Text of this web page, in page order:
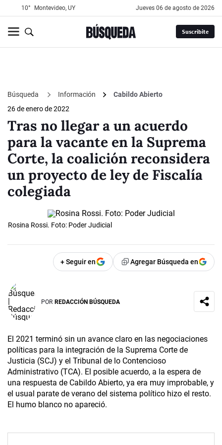
10° Montevideo, UY jueves 06 de agosto de 2026
Suscribite
Búsqueda Información
Cabildo Abierto
26 de enero de 2022
Tras no llegar a un acuerdo
para la vacante en la Suprema
Corte, la coalición reconsidera
un proyecto de ley de Fiscalía
colegiada
Rosina Rossi. Foto: Poder Judicial
+ Seguir en Agregar Búsqueda en
POR REDACCIÓN BÚSQUEDA
El 2021 terminó sin un avance claro en las negociaciones
políticas para la integración de la Suprema Corte de
Justicia (SCJ) y el Tribunal de lo Contencioso
Administrativo (TCA). El posible acuerdo, a la espera de
una respuesta de Cabildo Abierto, ya era muy improbable, y
el usual parate de verano del sistema político hizo el resto.
El humo blanco no apareció.